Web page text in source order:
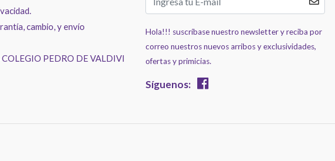
cambio, y envío
PEDRO DE VALDIVI
Hola!!! suscríbase nuestro newsletter y reciba por
correo nuestros nuevos arribos y exclusividades,
ofertas y primicias.
Síguenos: